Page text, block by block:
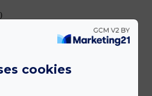
cookies